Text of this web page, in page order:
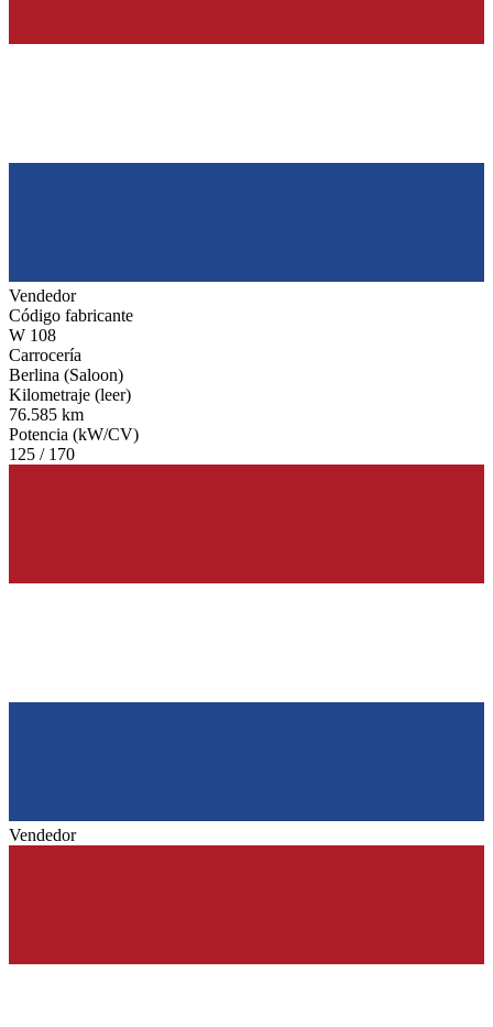
Vendedor
Código fabricante
W 108
Carrocería
Berlina (Saloon)
Kilometraje (leer)
76.585 km
Potencia (kW/CV)
125 / 170
Vendedor